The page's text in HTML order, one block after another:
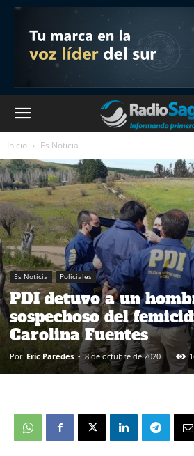
Inicio Es Noticia
Es Noticia Policiales
PDI detuvo a un
sospechoso del
Carolina Fuentes
Por Eric Paredes - 8 de octubre de 2020